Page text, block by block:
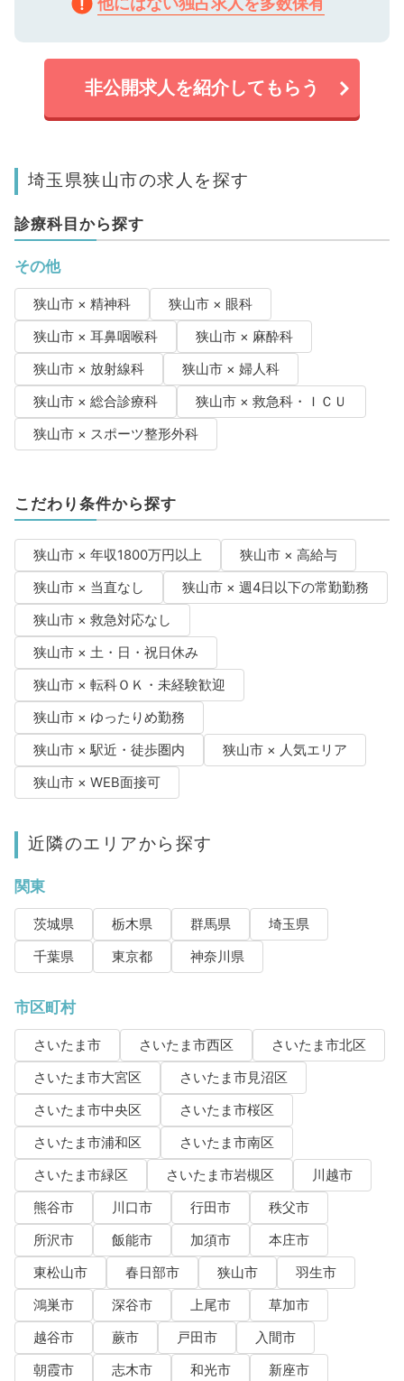
非公開求人を紹介してもらう
埼玉県狭山市の求人を探す
診療科目から探す
その他
狭山市 × 精神科
狭山市 × 眼科
狭山市 × 耳鼻咽喉科
狭山市 × 麻酔科
狭山市 × 放射線科
狭山市 × 婦人科
狭山市 × 総合診療科
狭山市 × 救急科・ＩＣＵ
狭山市 × スポーツ整形外科
こだわり条件から探す
狭山市 × 年収1800万円以上
狭山市 × 高給与
狭山市 × 当直なし
狭山市 × 週4日以下の常勤勤務
狭山市 × 救急対応なし
狭山市 × 土・日・祝日休み
狭山市 × 転科ＯＫ・未経験歓迎
狭山市 × ゆったりめ勤務
狭山市 × 駅近・徒歩圏内
狭山市 × 人気エリア
狭山市 × WEB面接可
近隣のエリアから探す
関東
茨城県 栃木県 群馬県
埼玉県
千葉県
東京都 神奈川県
市区町村
さいたま市 さいたま市西区
さいたま市北区
さいたま市大宮区
さいたま市見沼区
さいたま市中央区
さいたま市桜区
さいたま市浦和区
さいたま市南区
さいたま市緑区
さいたま市岩槻区
川越市
熊谷市
川口市 行田市
秩父市
所沢市
飯能市 加須市
本庄市
東松山市
春日部市 狭山市
羽生市
鴻巣市
深谷市 上尾市
草加市
越谷市
蕨市 戸田市
入間市
朝霞市
志木市 和光市
新座市